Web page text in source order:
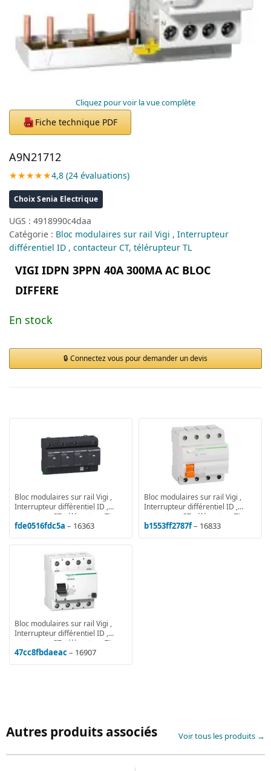
Cliquez pour voir la vue complète
PDF Fiche technique PDF
A9N21712
★★★★★4,8 (24 évaluations)
Choix Senia Electrique
UGS : 4918990c4daa
Catégorie : Bloc modulaires sur rail Vigi , Interrupteur
différentiel ID , contacteur CT, télérupteur TL
VIGI IDPN 3PPN 40A 300MA AC BLOC
DIFFERE
En stock
Connectez vous pour demander un devis
Bloc modulaires sur rail Vigi ,
Interrupteur différentiel ID ,
contacteur CT, télérupteur TL
fde0516fdc5a – 16363
Bloc modulaires sur rail Vigi ,
Interrupteur différentiel ID ,
contacteur CT, télérupteur TL
b1553ff2787f– 16833
Bloc modulaires sur rail Vigi ,
Interrupteur différentiel ID ,
contacteur CT, télérupteur TL
47cc8fbdaeac– 16907
Autres produits associés Voir tous les produits →